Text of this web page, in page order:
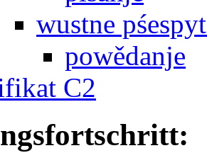
wustne
powědanje
C2